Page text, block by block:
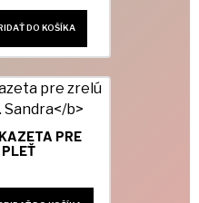
DO KOŠÍKA
PRE